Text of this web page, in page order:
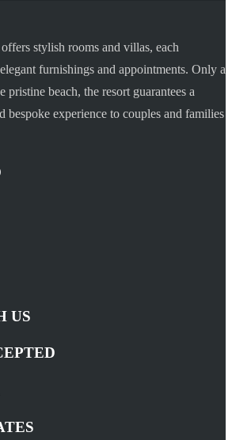
stylish rooms and villas, each
furnishings and appointments. Only a
pristine beach, the resort guarantees a
bespoke experience to couples and families
US